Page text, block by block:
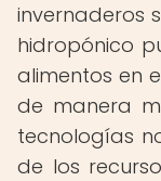
invernaderos
hidropónico
alimentos en
de manera
tecnologías
de los